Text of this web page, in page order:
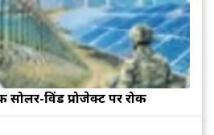
सोलर-विंड प्रोजेक्ट पर रोक